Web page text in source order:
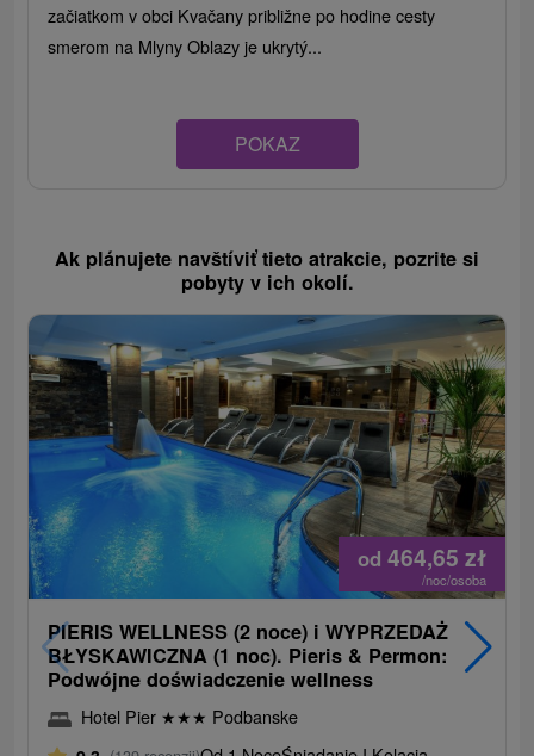
začiatkom v obci Kvačany približne po hodine cesty
smerom na Mlyny Oblazy je ukrytý...
POKAZ
Ak plánujete navštíviť tieto atrakcie, pozrite si
pobyty v ich okolí.
od 464,65zł
/noc/osoba
PIERIS WELLNESS (2 noce) i WYPRZEDAŻ
BŁYSKAWICZNA (1 noc). Pieris & Permon:
Podwójne doświadczenie wellness
Hotel Pier ★★★ Podbanske